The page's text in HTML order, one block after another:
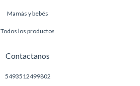
Mamás y bebés
Todos los productos
Contactanos
5493512499802